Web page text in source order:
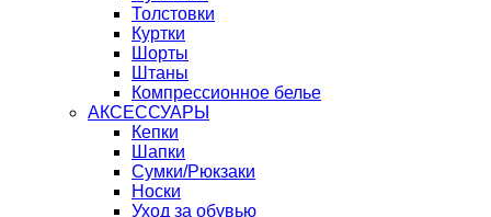
Толстовки
Куртки
Шорты
Штаны
Компрессионное белье
АКСЕССУАРЫ
Кепки
Шапки
Сумки/Рюкзаки
Носки
Уход за обувью